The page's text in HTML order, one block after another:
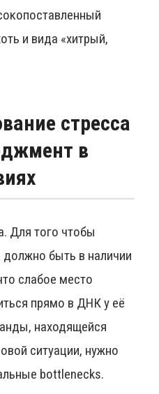
и вида «хитрый,
стресса
в
Для того чтобы
должно быть в наличии
слабое место
прямо в ДНК у её
находящейся
ситуации, нужно
bottlenecks.